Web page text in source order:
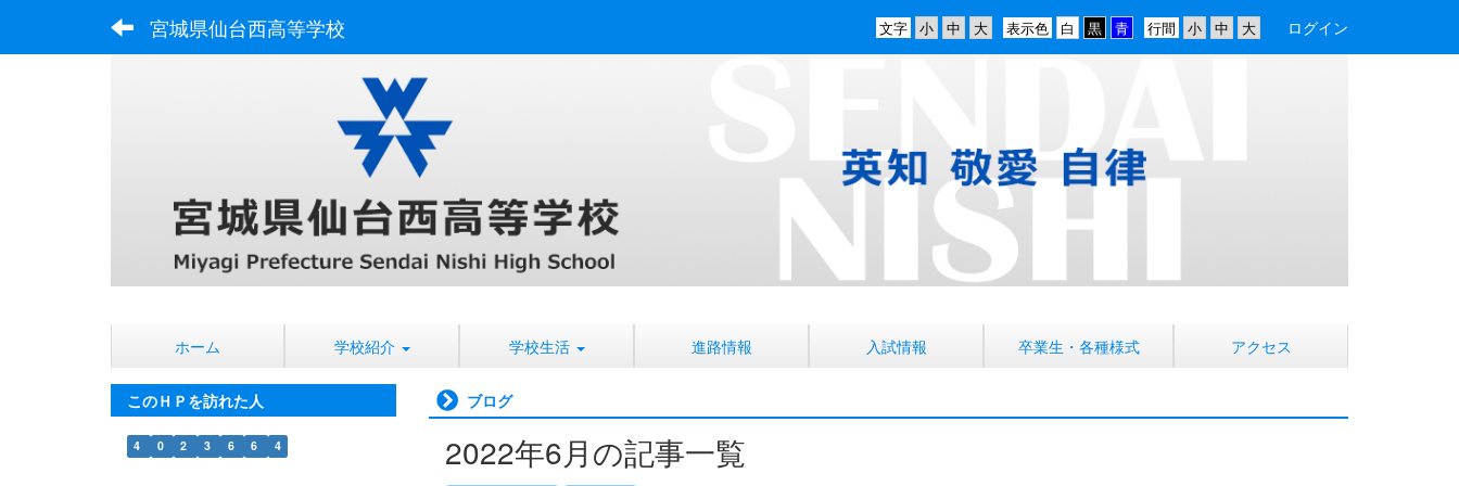
宮城県仙台西高等学校 行間
表示色
文字 ログイン
ホーム 学校紹介 学校生活 進路情報 入試情報 卒業生・各種様式 アクセス
ブログ
2022年6月の記事一覧
このＨＰを訪れた人
4 0 2 3 6 6 4